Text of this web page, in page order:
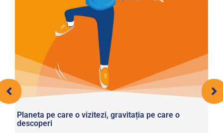
Planeta pe care o vizitezi, gravitația pe care o
descoperi